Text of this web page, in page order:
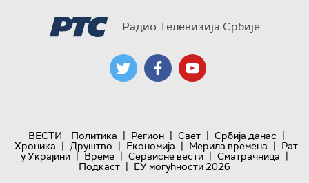
Радио Телевизија Србије
ВЕСТИ Политика | Регион | Свет | Србија данас |
Хроника | Друштво | Економија | Мерила времена | Рат
у Украјини | Време | Сервисне вести | Сматрачница |
Подкаст | ЕУ могућности 2026